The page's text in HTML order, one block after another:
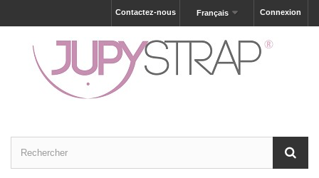
Connexion
Français
Contactez-nous